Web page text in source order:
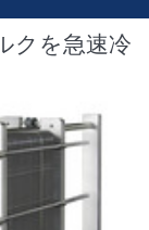
クを急速冷